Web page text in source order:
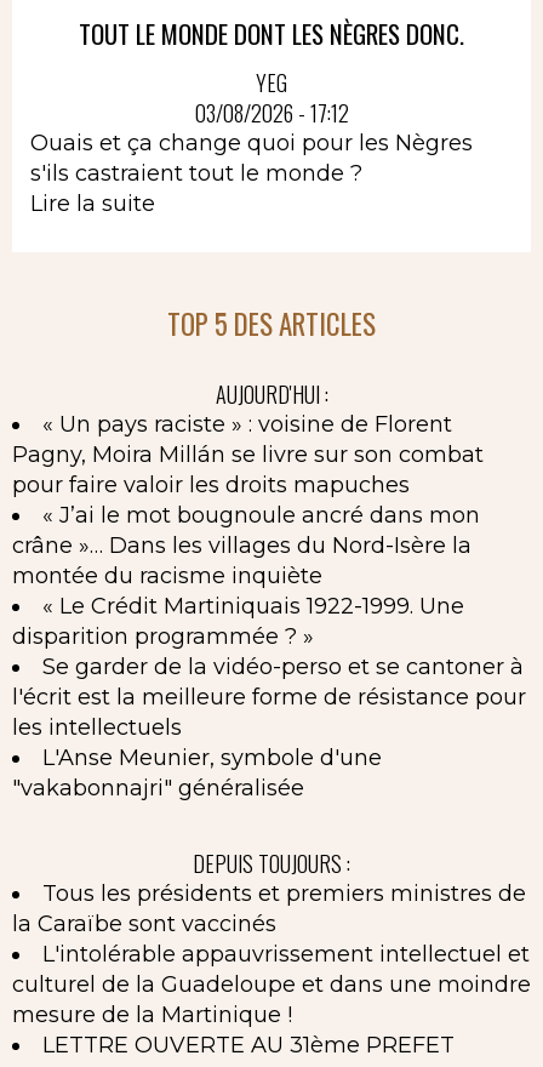
TOUT LE MONDE DONT LES NÈGRES DONC.
YEG
03/08/2026 - 17:12
Ouais et ça change quoi pour les Nègres
s'ils castraient tout le monde ?
Lire la suite
TOP 5 DES ARTICLES
AUJOURD'HUI :
« Un pays raciste » : voisine de Florent
Pagny, Moira Millán se livre sur son combat
pour faire valoir les droits mapuches
« J’ai le mot bougnoule ancré dans mon
crâne »… Dans les villages du Nord-Isère la
montée du racisme inquiète
« Le Crédit Martiniquais 1922-1999. Une
disparition programmée ? »
Se garder de la vidéo-perso et se cantoner à
l'écrit est la meilleure forme de résistance pour
les intellectuels
L'Anse Meunier, symbole d'une
"vakabonnajri" généralisée
DEPUIS TOUJOURS :
Tous les présidents et premiers ministres de
la Caraïbe sont vaccinés
L'intolérable appauvrissement intellectuel et
culturel de la Guadeloupe et dans une moindre
mesure de la Martinique !
LETTRE OUVERTE AU 31ème PREFET